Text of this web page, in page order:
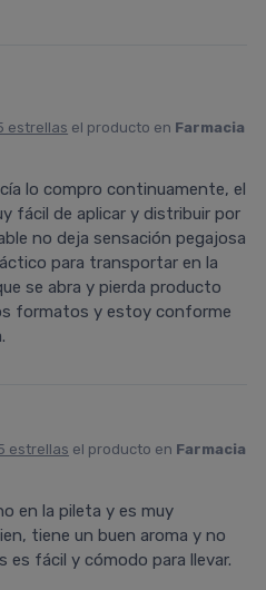
estrellas el producto en Farmacia
lo compro continuamente, el
fácil de aplicar y distribuir por
no deja sensación pegajosa
para transportar en la
se abra y pierda producto
formatos y estoy conforme
estrellas el producto en Farmacia
en la pileta y es muy
tiene un buen aroma y no
es fácil y cómodo para llevar.